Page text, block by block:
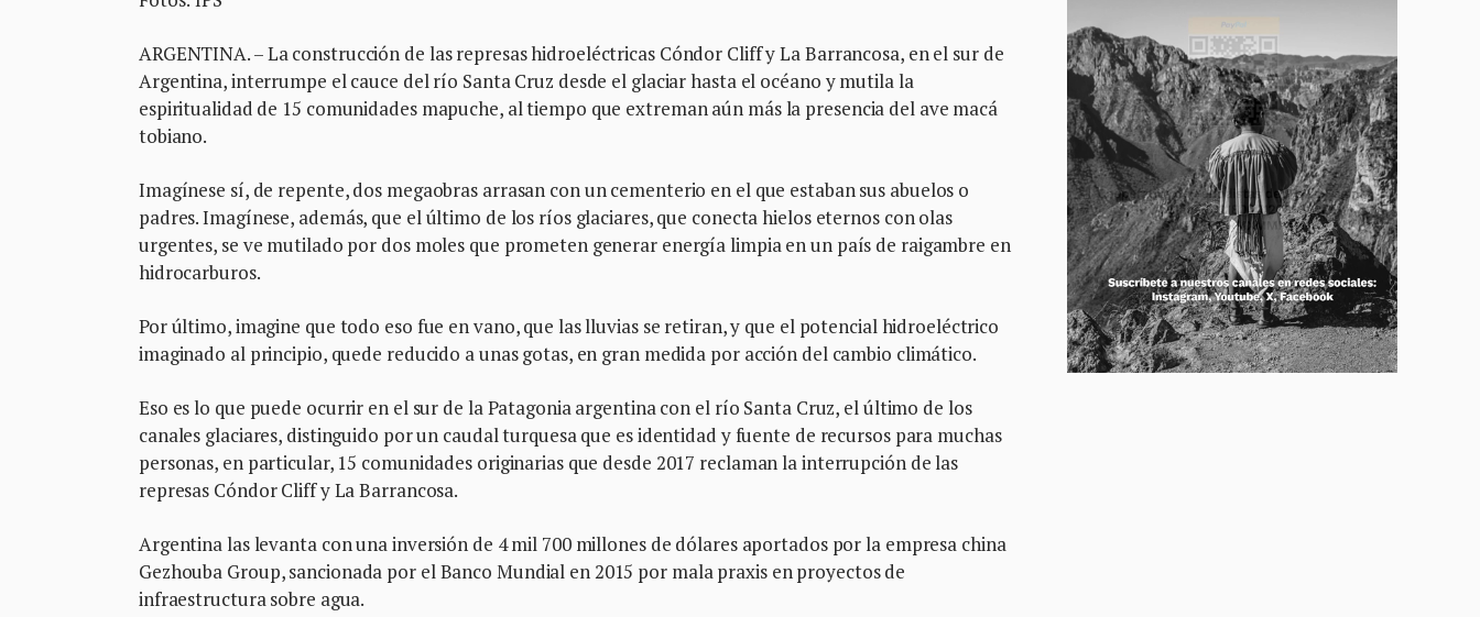
ARGENTINA. – La construcción de las represas hidroeléctricas Cóndor Cliff y La Barrancosa, en el sur de
Argentina, interrumpe el cauce del río Santa Cruz desde el glaciar hasta el océano y mutila la
espiritualidad de 15 comunidades mapuche, al tiempo que extreman aún más la presencia del ave macá
tobiano.
Imagínese sí, de repente, dos megaobras arrasan con un cementerio en el que estaban sus abuelos o
padres. Imagínese, además, que el último de los ríos glaciares, que conecta hielos eternos con olas
urgentes, se ve mutilado por dos moles que prometen generar energía limpia en un país de raigambre en
hidrocarburos.
Por último, imagine que todo eso fue en vano, que las lluvias se retiran, y que el potencial hidroeléctrico
imaginado al principio, quede reducido a unas gotas, en gran medida por acción del cambio climático.
Eso es lo que puede ocurrir en el sur de la Patagonia argentina con el río Santa Cruz, el último de los
canales glaciares, distinguido por un caudal turquesa que es identidad y fuente de recursos para muchas
personas, en particular, 15 comunidades originarias que desde 2017 reclaman la interrupción de las
represas Cóndor Cliff y La Barrancosa.
Argentina las levanta con una inversión de 4 mil 700 millones de dólares aportados por la empresa china
Gezhouba Group, sancionada por el Banco Mundial en 2015 por mala praxis en proyectos de
infraestructura sobre agua.